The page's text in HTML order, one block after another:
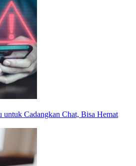
untuk Cadangkan Chat, Bisa Hemat